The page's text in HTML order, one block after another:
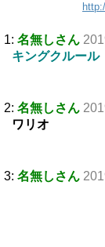
1: 名無しさん
キングクルール
2: 名無しさん
ワリオ
3: 名無しさん